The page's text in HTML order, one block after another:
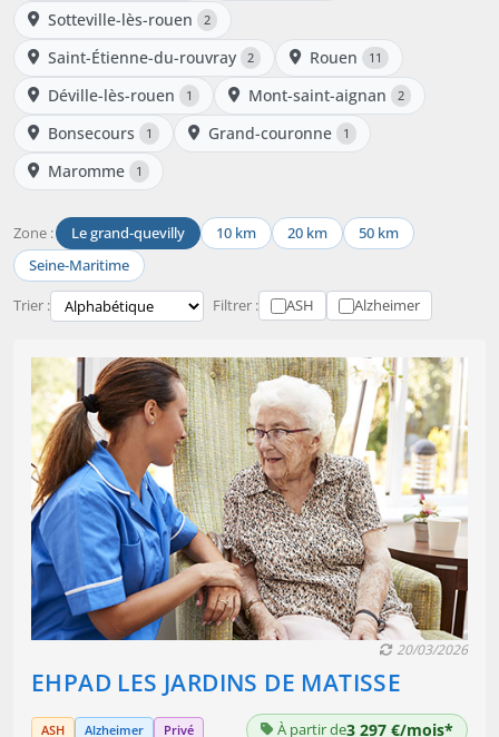
Sotteville-lès-rouen 2
Saint-Étienne-du-rouvray 2 Rouen 11
Déville-lès-rouen 1 Mont-saint-aignan 2
Bonsecours 1 Grand-couronne 1
Maromme 1
Zone : Le grand-quevilly 10 km 20 km
50 km
Seine-Maritime
Trier : Filtrer : ASH Alzheimer
EHPAD LES JARDINS DE MATISSE
20/03/2026
ASH Alzheimer Privé À partir de3 297 €/mois*